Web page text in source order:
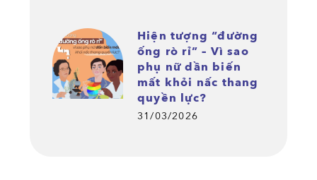
Hiện tượng “đường
ống rò rỉ” – Vì sao
phụ nữ dần biến
mất khỏi nấc thang
quyền lực?
31/03/2026